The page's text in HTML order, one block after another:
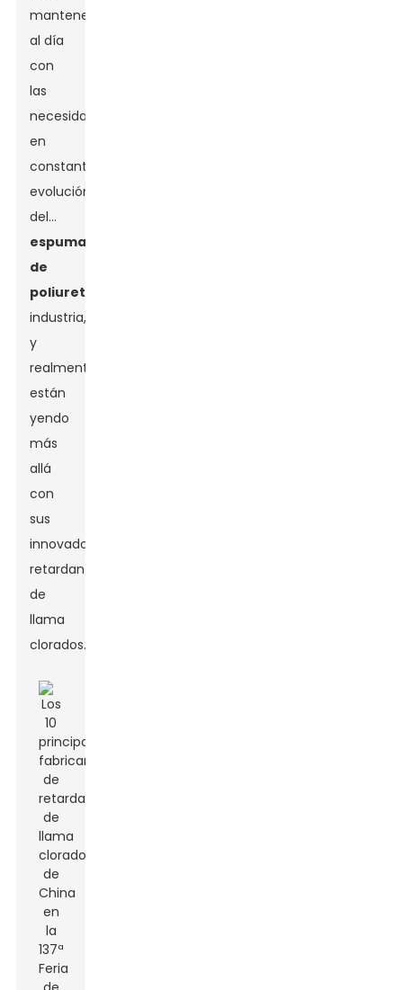
mantenerse
al día
con
las
necesidades
en
constante
evolución
del...
espuma
de
poliuretano
industria,
y
realmente
están
yendo
más
allá
con
sus
innovadores
retardantes
de
llama
clorados.